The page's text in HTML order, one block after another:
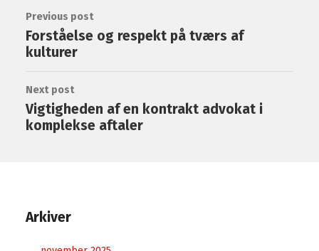
Previous post
Forståelse og respekt på tværs af
kulturer
Next post
Vigtigheden af en kontrakt advokat i
komplekse aftaler
Arkiver